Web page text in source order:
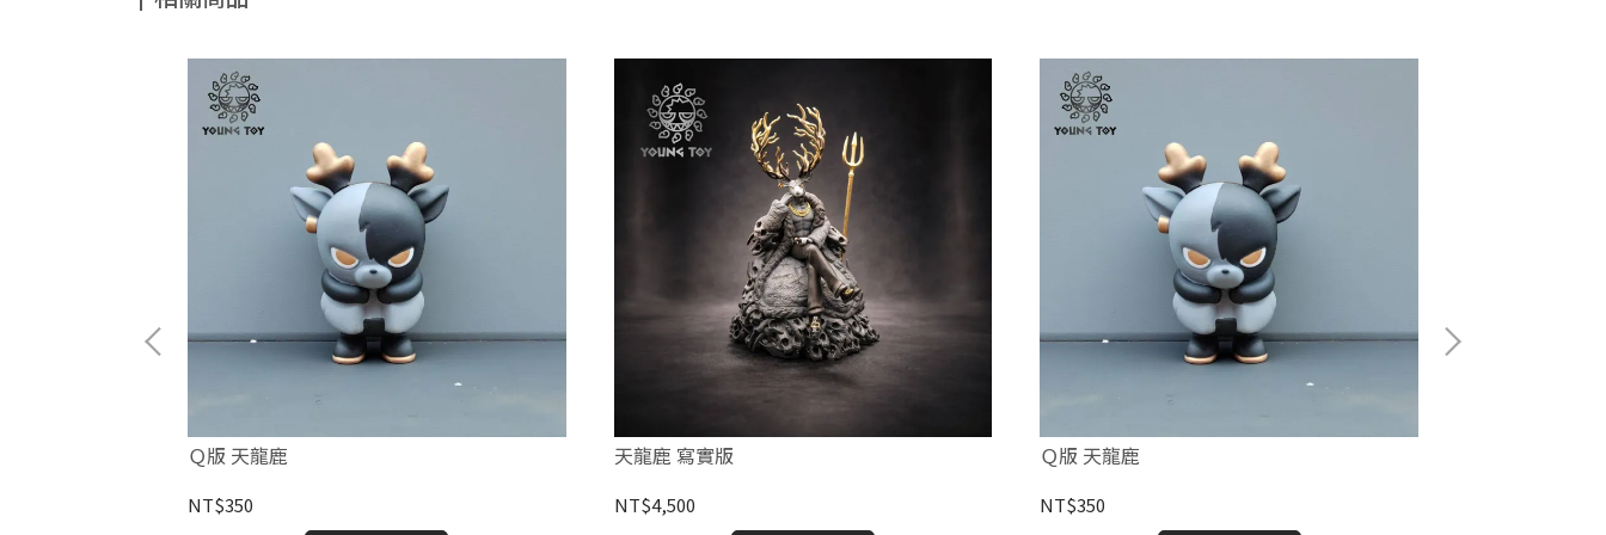
Ｑ版 天龍鹿
NT$350
天龍鹿 寫實版
NT$4,500
Ｑ版 天龍鹿
NT$350